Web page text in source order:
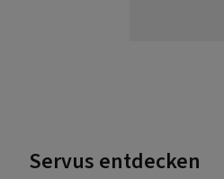
Servus entdecken